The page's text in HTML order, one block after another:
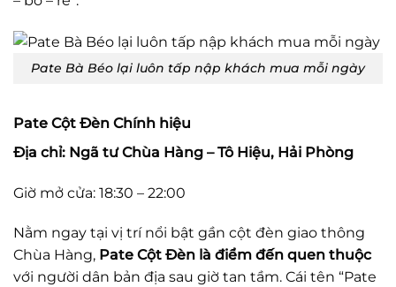
Pate Bà Béo lại luôn tấp nập khách mua mỗi ngày
Pate Cột Đèn Chính hiệu
Địa chỉ: Ngã tư Chùa Hàng – Tô Hiệu, Hải Phòng
Giờ mở cửa: 18:30 – 22:00
Nằm ngay tại vị trí nổi bật gần cột đèn giao thông
Chùa Hàng, Pate Cột Đèn là điểm đến quen thuộc
với người dân bản địa sau giờ tan tầm. Cái tên “Pate